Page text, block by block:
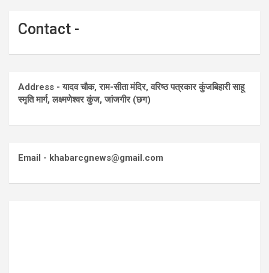
Contact -
Address - यादव चौक, राम-सीता मंदिर, वरिष्ठ पत्रकार कुंजबिहारी साहू
स्मृति मार्ग, लक्ष्मणेश्वर कुंज, जांजगीर (छग)
Email - khabarcgnews@gmail.com